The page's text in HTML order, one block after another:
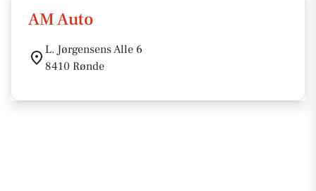
AM Auto
L. Jørgensens Alle 6
8410 Rønde